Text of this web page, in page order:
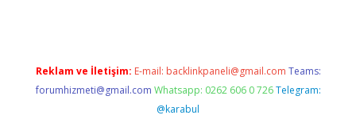
Reklam ve İletişim: E-mail: backlinkpaneli@gmail.com Teams:
forumhizmeti@gmail.com Whatsapp: 0262 606 0 726 Telegram:
@karabul